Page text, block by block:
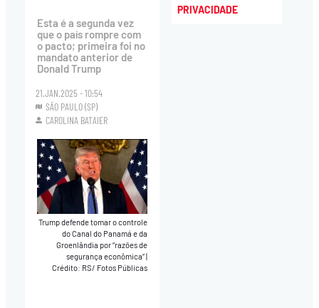
Esta é a segunda vez
que o país rompre com
o pacto; primeira foi no
mandato anterior de
Donald Trump
21.JAN.2025 - 10:54
SÃO PAULO (SP)
CAROLINA BATAIER
Trump defende tomar o controle
do Canal do Panamá e da
Groenlândia por “razões de
segurança econômica”|
Crédito: RS/ Fotos Públicas
PRIVACIDADE